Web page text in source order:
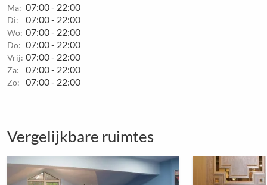
Ma: 07:00 - 22:00
Di: 07:00 - 22:00
Wo: 07:00 - 22:00
Do: 07:00 - 22:00
Vrij: 07:00 - 22:00
Za: 07:00 - 22:00
Zo: 07:00 - 22:00
Vergelijkbare ruimtes